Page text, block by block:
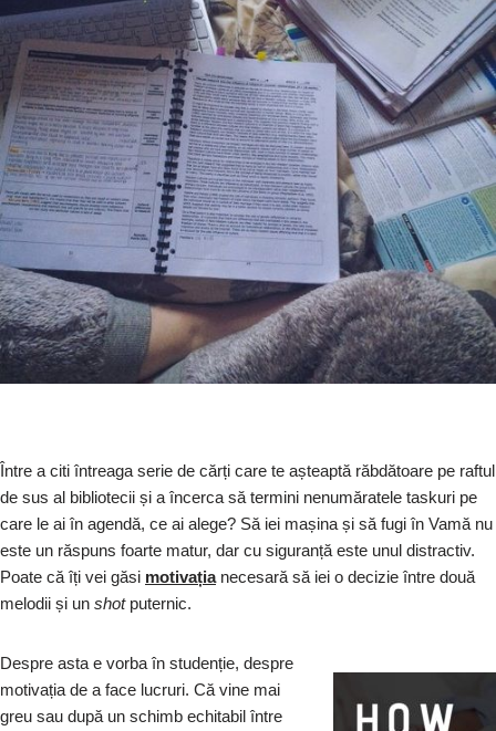
Între a citi întreaga serie de cărți care te așteaptă răbdătoare pe raftul
de sus al bibliotecii și a încerca să termini nenumăratele taskuri pe
care le ai în agendă, ce ai alege? Să iei mașina și să fugi în Vamă nu
este un răspuns foarte matur, dar cu siguranță este unul distractiv.
Poate că îți vei găsi motivațianecesară să iei o decizie între două
melodii și un shot puternic.
Despre asta e vorba în studenție, despre
motivația de a face lucruri. Că vine mai
greu sau după un schimb echitabil între